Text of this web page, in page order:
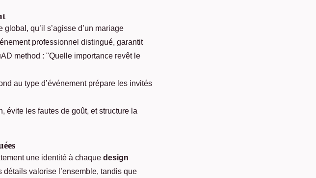
global, qu’il s’agisse d’un mariage
professionnel distingué, garantit
method : "Quelle importance revêt le
au type d’événement prépare les invités
évite les fautes de goût, et structure la
une identité à chaque design
valorise l’ensemble, tandis que